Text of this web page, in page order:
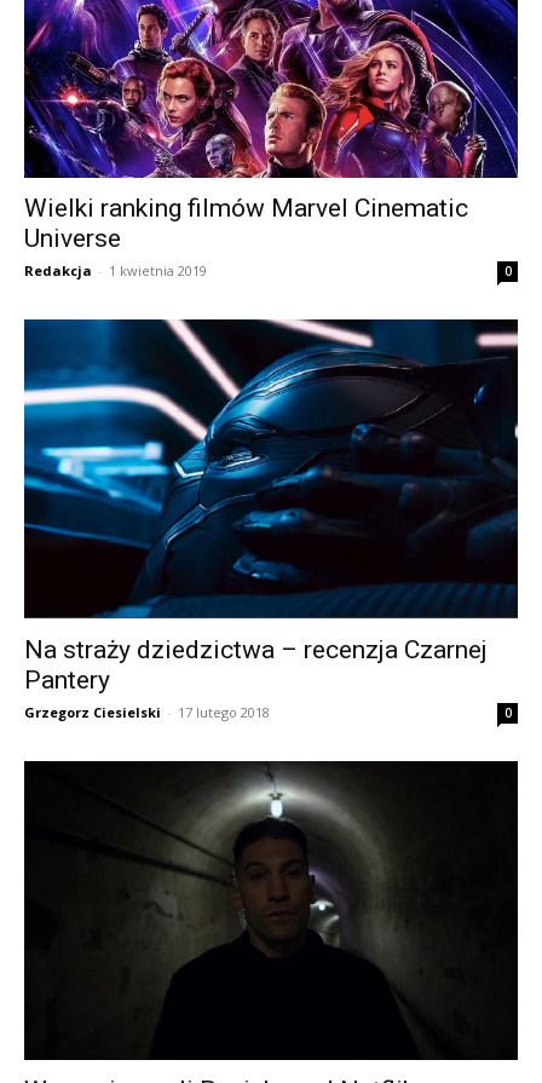
Wielki ranking filmów Marvel Cinematic
Universe
Redakcja - 1 kwietnia 2019 0
Na straży dziedzictwa – recenzja Czarnej
Pantery
Grzegorz Ciesielski - 17 lutego 2018 0